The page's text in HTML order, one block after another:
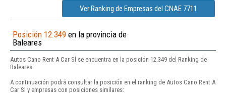
Ver Ranking de Empresas del CNAE 7711
Posición 12.349 en la provincia de
Baleares
Autos Cano Rent A Car Sl se encuentra en la posición 12.349 del Ranking de
Baleares.
A continuación podrá consultar la posición en el ranking de Autos Cano Rent A
Car Sl y empresas con posiciones similares: